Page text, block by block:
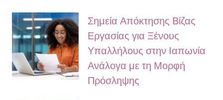
Σημεία Απόκτησης Βίζας
Εργασίας για Ξένους
Υπαλλήλους στην Ιαπωνία
Ανάλογα με τη Μορφή
Πρόσληψης